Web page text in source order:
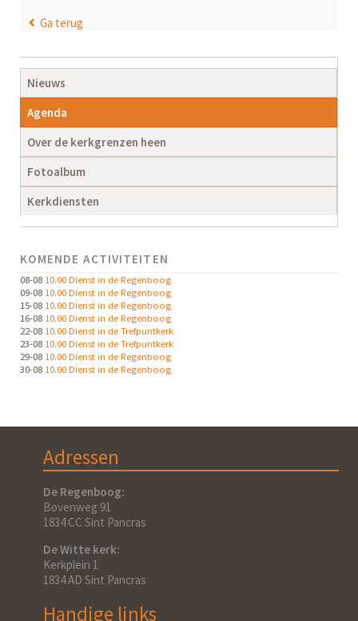
Ga terug
Navigatie
overslaan
Nieuws
Agenda
Over de kerkgrenzen heen
Fotoalbum
Kerkdiensten
KOMENDE ACTIVITEITEN
08-08 10.00 Dienst in de Regenboog
09-08 10.00 Dienst in de Regenboog
15-08 10.00 Dienst in de Regenboog
16-08 10.00 Dienst in de Regenboog
22-08 10.00 Dienst in de Trefpuntkerk
23-08 10.00 Dienst in de Trefpuntkerk
29-08 10.00 Dienst in de Regenboog
30-08 10.00 Dienst in de Regenboog
Adressen
De Regenboog:
Bovenweg 91
1834 CC Sint Pancras
De Witte kerk:
Kerkplein 1
1834 AD Sint Pancras
Handige links